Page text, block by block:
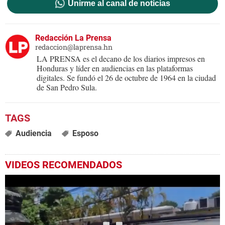
Unirme al canal de noticias
Redacción La Prensa
redaccion@laprensa.hn
LA PRENSA es el decano de los diarios impresos en
Honduras y líder en audiencias en las plataformas
digitales. Se fundó el 26 de octubre de 1964 en la ciudad
de San Pedro Sula.
Audiencia Esposo
VIDEOS RECOMENDADOS